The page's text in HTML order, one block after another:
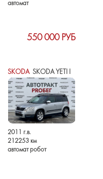
автомат
550 000 РУБ
SKODASKODA YETI I
2011 г.в.
212253 км
автомат робот